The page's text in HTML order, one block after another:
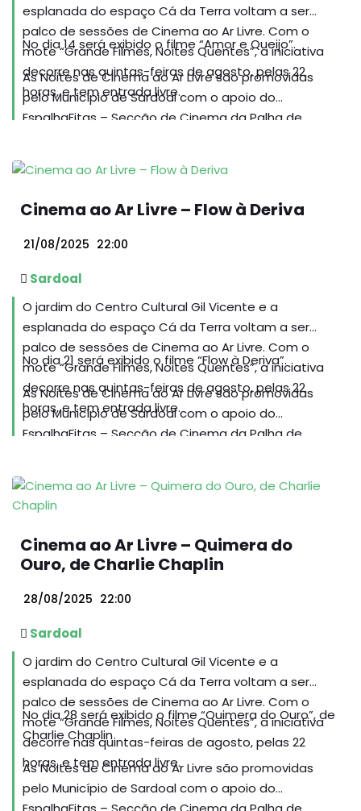
esplanada do espaço Cá da Terra voltam a ser
palco de sessões de Cinema ao Ar Livre. Com o
mote “Grande Filmes, Noites Quentes”, a iniciativa
decorre nas quintas-feiras de agosto, pelas 22
horas, e tem entrada livre.
No dia 14 será exibido o filme “Amor e Queijo”.
As Noites de Cinema ao Ar Livre são promovidas
pelo Município de Sardoal com o apoio do
EspalhaFitas – Secção de Cinema da Palha de
Cinema ao Ar Livre – Flow à Deriva
21/08/2025 22:00
Sardoal
O jardim do Centro Cultural Gil Vicente e a
esplanada do espaço Cá da Terra voltam a ser
palco de sessões de Cinema ao Ar Livre. Com o
mote “Grande Filmes, Noites Quentes”, a iniciativa
decorre nas quintas-feiras de agosto, pelas 22
horas, e tem entrada livre.
No dia 21 será exibido o filme “Flow à Deriva”.
As Noites de Cinema ao Ar Livre são promovidas
pelo Município de Sardoal com o apoio do
EspalhaFitas – Secção de Cinema da Palha de
Cinema ao Ar Livre – Quimera do
Ouro, de Charlie Chaplin
28/08/2025 22:00
Sardoal
O jardim do Centro Cultural Gil Vicente e a
esplanada do espaço Cá da Terra voltam a ser
palco de sessões de Cinema ao Ar Livre. Com o
mote “Grande Filmes, Noites Quentes”, a iniciativa
decorre nas quintas-feiras de agosto, pelas 22
horas, e tem entrada livre.
No dia 28 será exibido o filme “Quimera do Ouro”, de
Charlie Chaplin
As Noites de Cinema ao Ar Livre são promovidas
pelo Município de Sardoal com o apoio do